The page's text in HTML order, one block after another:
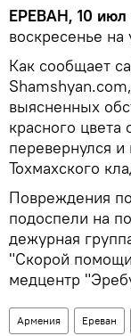
ЕРЕВАН, 10 июл
воскресенье
Как сообщает
выясненных
красного цвета
перевернулся
Тохмахского
Повреждения
подоспели на
дежурная
"Скорой
медцентр
Армения Ереван